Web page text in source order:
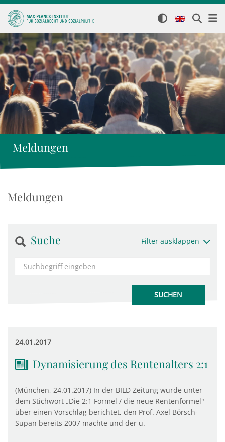
Meldungen
Meldungen
Suche Filter ausklappen
24.01.2017
Dynamisierung des Rentenalters 2:1
(München, 24.01.2017) In der BILD Zeitung wurde unter
dem Stichwort „Die 2:1 Formel / die neue Rentenformel"
über einen Vorschlag berichtet, den Prof. Axel Börsch-
Supan bereits 2007 machte und der u.